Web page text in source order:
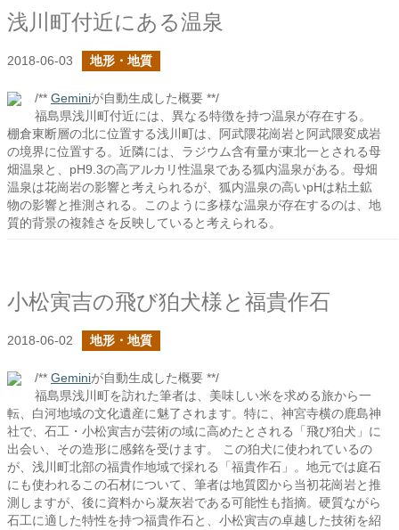
浅川町付近にある温泉
2018-06-03 地形・地質
/** Geminiが自動生成した概要 **/
福島県浅川町付近には、異なる特徴を持つ温泉が存在する。
棚倉東断層の北に位置する浅川町は、阿武隈花崗岩と阿武隈変成岩
の境界に位置する。近隣には、ラジウム含有量が東北一とされる母
畑温泉と、pH9.3の高アルカリ性温泉である狐内温泉がある。母畑
温泉は花崗岩の影響と考えられるが、狐内温泉の高いpHは粘土鉱
物の影響と推測される。このように多様な温泉が存在するのは、地
質的背景の複雑さを反映していると考えられる。
小松寅吉の飛び狛犬様と福貴作石
2018-06-02 地形・地質
/** Geminiが自動生成した概要 **/
福島県浅川町を訪れた筆者は、美味しい米を求める旅から一
転、白河地域の文化遺産に魅了されます。特に、神宮寺横の鹿島神
社で、石工・小松寅吉が芸術の域に高めたとされる「飛び狛犬」に
出会い、その造形に感銘を受けます。 この狛犬に使われているの
が、浅川町北部の福貴作地域で採れる「福貴作石」。地元では庭石
にも使われるこの石材について、筆者は地質図から当初花崗岩と推
測しますが、後に資料から凝灰岩である可能性も指摘。硬質ながら
石工に適した特性を持つ福貴作石と、小松寅吉の卓越した技術を紹